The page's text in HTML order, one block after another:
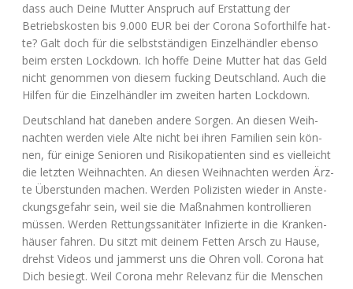
dass auch Dei­ne Mut­ter Anspruch auf Erstat­tung der
Betriebs­kos­ten bis 9.000 EUR bei der Coro­na Sofort­hil­fe hat­
te? Galt doch für die selbst­stän­di­gen Ein­zel­händ­ler eben­so
beim ers­ten Lock­down. Ich hof­fe Dei­ne Mut­ter hat das Geld
nicht genom­men von die­sem fuck­ing Deutsch­land. Auch die
Hil­fen für die Ein­zel­händ­ler im zwei­ten har­ten Lockdown.
Deutsch­land hat dane­ben ande­re Sor­gen. An die­sen Weih­
nach­ten wer­den vie­le Alte nicht bei ihren Fami­li­en sein kön­
nen, für eini­ge Senio­ren und Risi­ko­pa­ti­en­ten sind es viel­leicht
die letz­ten Weih­nach­ten. An die­sen Weih­nach­ten wer­den Ärz­
te Über­stun­den machen. Wer­den Poli­zis­ten wie­der in Anste­
ckungs­ge­fahr sein, weil sie die Maß­nah­men kon­trol­lie­ren
müs­sen. Wer­den Ret­tungs­sa­ni­tä­ter Infi­zier­te in die Kran­ken­
häu­ser fah­ren. Du sitzt mit dei­nem Fet­ten Arsch zu Hau­se,
drehst Vide­os und jam­merst uns die Ohren voll. Coro­na hat
Dich besiegt. Weil Coro­na mehr Rele­vanz für die Men­schen